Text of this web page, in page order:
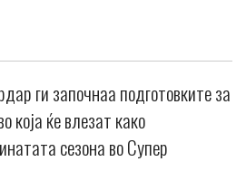
ги започнаа подготовките за
која ќе влезат како
сезона во Супер